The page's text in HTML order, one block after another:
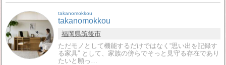
takanomokkou
takanomokkou
福岡県筑後市
ただモノとして機能するだけではなく“思い出を記録す
る家具” として、家族の傍らでそっと見守る存在であり
たいと願っ…